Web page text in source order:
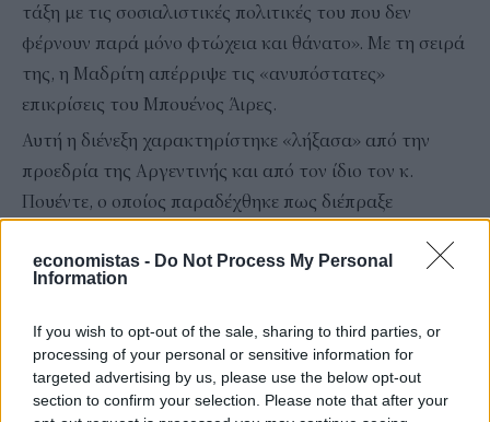
economistas - Do Not Process My Personal
Information
If you wish to opt-out of the sale, sharing to third parties, or
processing of your personal or sensitive information for
targeted advertising by us, please use the below opt-out
section to confirm your selection. Please note that after your
τάξη με τις σοσιαλιστικές πολιτικές του που δεν
φέρνουν παρά μόνο φτώχεια και θάνατο». Με τη σειρά
της, η Μαδρίτη απέρριψε τις «ανυπόστατες»
επικρίσεις του Μπουένος Άιρες.
Αυτή η διένεξη χαρακτηρίστηκε «λήξασα» από την
προεδρία της Αργεντινής και από τον ίδιο τον κ.
Πουέντε, ο οποίος παραδέχθηκε πως διέπραξε
μάθετε πρώτοι όλες τις ειδήσεις
Δείτε όλες τις τελευταίεςΕιδήσειςαπό την Ελλάδα και
τον Κόσμο, στο